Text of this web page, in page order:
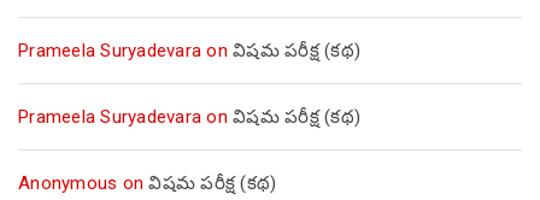
Prameela Suryadevara on విషమ పరీక్ష (క‌థ‌)
Prameela Suryadevara on విషమ పరీక్ష (క‌థ‌)
Anonymous onవిషమ పరీక్ష (క‌థ‌)